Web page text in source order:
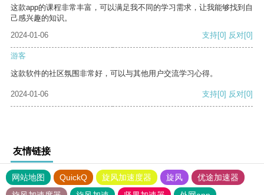
这款app的课程非常丰富，可以满足我不同的学习需求，让我能够找到自
己感兴趣的知识。
2024-01-06
支持[0] 反对[0]
游客
这款软件的社区氛围非常好，可以与其他用户交流学习心得。
2024-01-06 支持[0] 反对[0]
友情链接
网站地图 QuickQ 旋风加速度器 旋风
优途加速器